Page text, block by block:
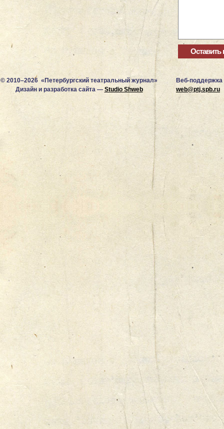
© 2010–2026 «Петербургский театральный журнал»
Дизайн и разработка сайта — Studio Shweb
Веб-поддержка
web@ptj.spb.ru